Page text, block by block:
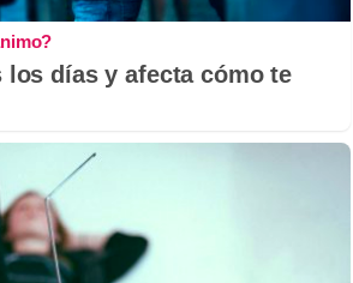
los días y afecta cómo te